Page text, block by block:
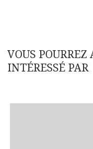
VOUS POURREZ
INTÉRESSÉ PAR